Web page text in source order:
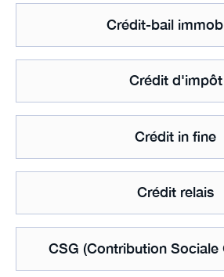
Crédit-bail
Crédit d'impôt
Crédit in fine
Crédit relais
CSG (Contribution Sociale